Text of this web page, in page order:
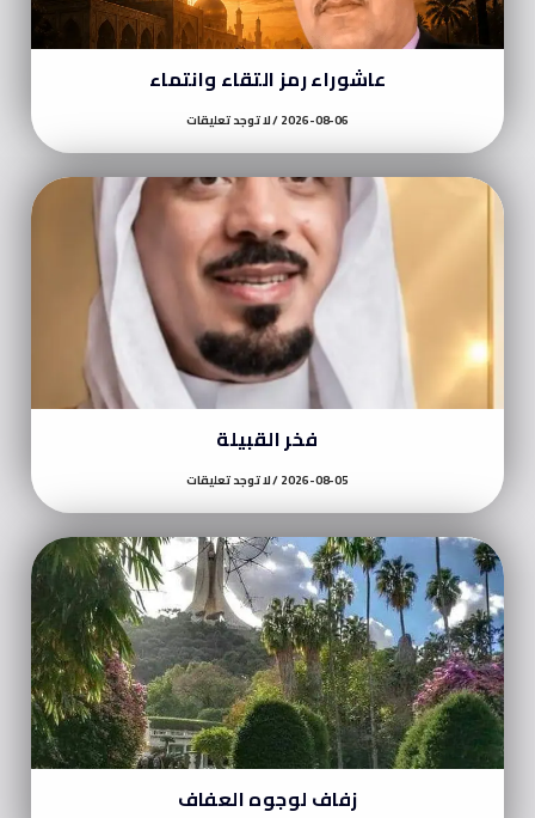
عاشوراء رمز التقاء وانتماء
2026-08-06 لا توجد تعليقات
فخر القبيلة
2026-08-05 لا توجد تعليقات
زفاف لوجوه العفاف